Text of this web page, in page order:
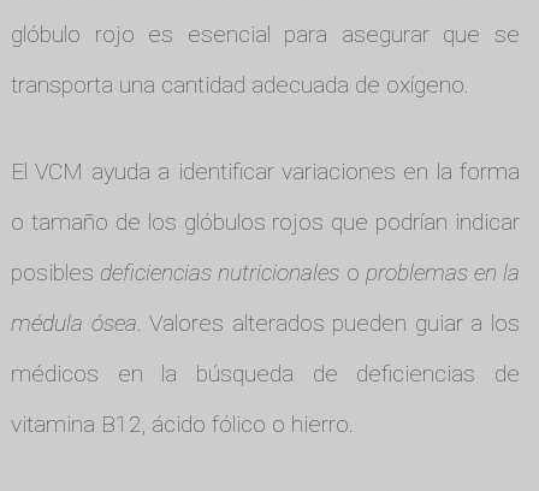
glóbulo rojo es esencial para asegurar que se
transporta una cantidad adecuada de oxígeno.
El VCM ayuda a identificar variaciones en la forma
o tamaño de los glóbulos rojos que podrían indicar
posibles deficiencias nutricionales o problemas en la
médula ósea. Valores alterados pueden guiar a los
médicos en la búsqueda de deficiencias de
vitamina B12, ácido fólico o hierro.